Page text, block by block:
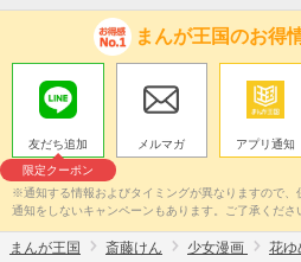
まんが王国のお得
友だち追加
限定クーポン
メルマガ アプリ通知
※通知する情報およびタイミングが異なりますので
通知をしないキャンペーンもあります。ご了承くださ
まんが王国 斎藤けん 少女漫画 花ゆ